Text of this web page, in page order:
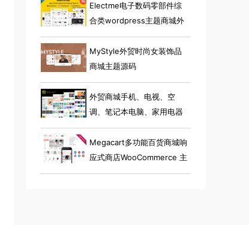
Electme电子数码零部件综
合类wordpress主题商城外
贸跨境电商源码
MyStyle外贸时尚女装饰品
商城主题源码
外贸商城手机、电视、空
调、笔记本电脑、家用电器
小工具电子商店 Elementor
WooCommerce 主题
Megacart多功能百货商城响
应式商店WooCommerce 主
题